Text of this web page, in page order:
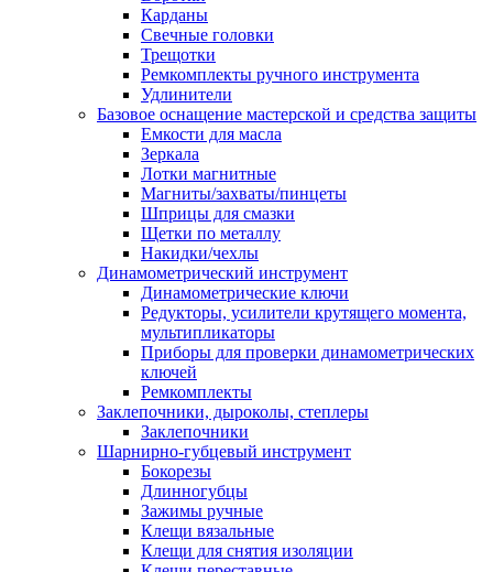
Карданы
Свечные головки
Трещотки
Ремкомплекты ручного инструмента
Удлинители
Базовое оснащение мастерской и средства защиты
Емкости для масла
Зеркала
Лотки магнитные
Магниты/захваты/пинцеты
Шприцы для смазки
Щетки по металлу
Накидки/чехлы
Динамометрический инструмент
Динамометрические ключи
Редукторы, усилители крутящего момента,
мультипликаторы
Приборы для проверки динамометрических
ключей
Ремкомплекты
Заклепочники, дыроколы, степлеры
Заклепочники
Шарнирно-губцевый инструмент
Бокорезы
Длинногубцы
Зажимы ручные
Клещи вязальные
Клещи для снятия изоляции